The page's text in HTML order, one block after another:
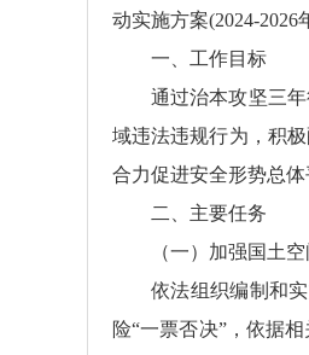
动实施方案(2024-
一、工作目
通过治本攻坚三
域违法违规行为，积
合力促进安全形势总体
二、主要任务
（一）加强国土
依法组织编制和
险“一票否决”，依据